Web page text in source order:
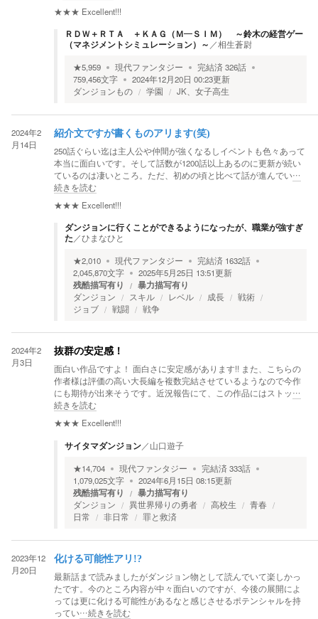
★★★ Excellent!!!
ＲＤＷ＋ＲＴＡ ＋ＫＡＧ（Ｍ―ＳＩＭ） ～鈴木の経営ゲー
（マネジメントシミュレーション）～ ／相生蒼尉
★5,959 現代ファンタジー 完結済326話
759,456文字 2024年12月20日 00:23更新
ダンジョンもの
学園 JK、女子高生
2024年2
月14日
紹介文ですが書くものアリます(笑)
250話ぐらい迄は主人公や仲間が強くなるしイベントも色々あって
本当に面白いです。そして話数が1200話以上あるのに更新が続い
ているのは凄いところ。ただ、初めの頃と比べて話が進んでい…
続きを読む
★★★ Excellent!!!
ダンジョンに行くことができるようになったが、職業が強すぎ
た ／ひまなひと
★2,010 現代ファンタジー 完結済 1632話
2,045,870文字 2025年5月25日 13:51更新
残酷描写有り 暴力描写有り
ダンジョン スキル レベル 成長
戦術
ジョブ
戦闘 戦争
2024年2
月3日
抜群の安定感！
面白い作品ですよ！ 面白さに安定感があります!! また、こちらの
作者様は評価の高い大長編を複数完結させているようなので今作
にも期待が出来そうです。近況報告にて、この作品にはストッ…
続きを読む
★★★ Excellent!!!
サイタマダンジョン／山口遊子
★14,704 現代ファンタジー 完結済333話
1,079,025文字 2024年6月15日 08:15更新
残酷描写有り 暴力描写有り
ダンジョン 異世界帰りの勇者 高校生
青春
日常
非日常 罪と救済
2023年12
月20日
化ける可能性アリ!?
最新話まで読みましたがダンジョン物として読んでいて楽しかっ
たです。今のところ内容が中々面白いのですが、今後の展開によ
っては更に化ける可能性があるなと感じさせるポテンシャルを持
ってい…続きを読む